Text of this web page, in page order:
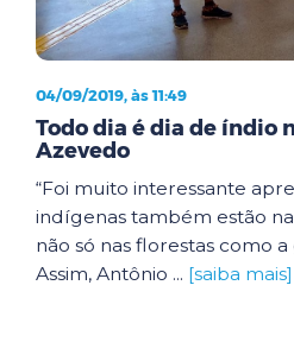
04/09/2019, às 11:49
Todo dia é dia de índio
Azevedo
“Foi muito interessante
indígenas também estão
não só nas florestas como
Assim, Antônio ... [saiba mais]